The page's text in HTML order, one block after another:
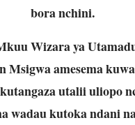
bora nchini.
Wizara ya
Msigwa amesema
utalii uliopo
wadau kutoka ndani